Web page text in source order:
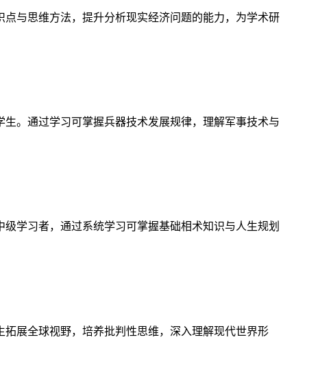
与思维方法，提升分析现实经济问题的能力，为学术研
。通过学习可掌握兵器技术发展规律，理解军事技术与
学习者，通过系统学习可掌握基础相术知识与人生规划
展全球视野，培养批判性思维，深入理解现代世界形